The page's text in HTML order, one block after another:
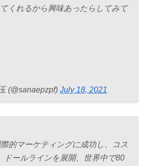
くれるから興味あったらしてみて
(@sanaepzpf) July 18, 2021
的マーケティングに成功し、コス
ドールラインを展開、世界中で80